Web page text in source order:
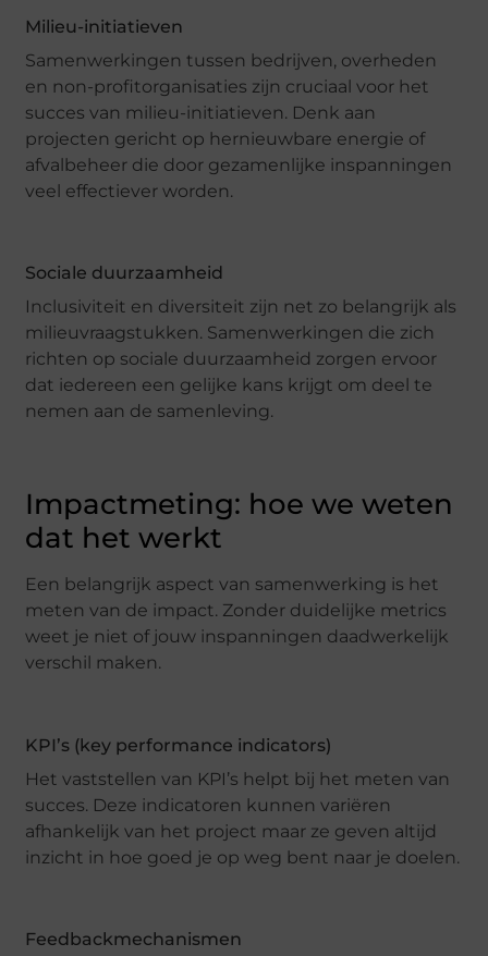
Milieu-initiatieven
Samenwerkingen tussen bedrijven, overheden
en non-profitorganisaties zijn cruciaal voor het
succes van milieu-initiatieven. Denk aan
projecten gericht op hernieuwbare energie of
afvalbeheer die door gezamenlijke inspanningen
veel effectiever worden.
Sociale duurzaamheid
Inclusiviteit en diversiteit zijn net zo belangrijk als
milieuvraagstukken. Samenwerkingen die zich
richten op sociale duurzaamheid zorgen ervoor
dat iedereen een gelijke kans krijgt om deel te
nemen aan de samenleving.
Impactmeting: hoe we weten
dat het werkt
Een belangrijk aspect van samenwerking is het
meten van de impact. Zonder duidelijke metrics
weet je niet of jouw inspanningen daadwerkelijk
verschil maken.
KPI’s (key performance indicators)
Het vaststellen van KPI’s helpt bij het meten van
succes. Deze indicatoren kunnen variëren
afhankelijk van het project maar ze geven altijd
inzicht in hoe goed je op weg bent naar je doelen.
Feedbackmechanismen